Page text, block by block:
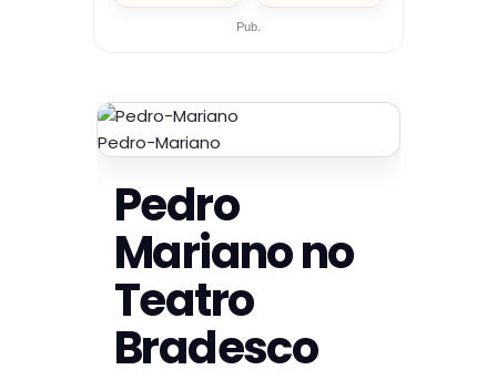
Pub.
Pedro-Mariano
Pedro
Mariano no
Teatro
Bradesco